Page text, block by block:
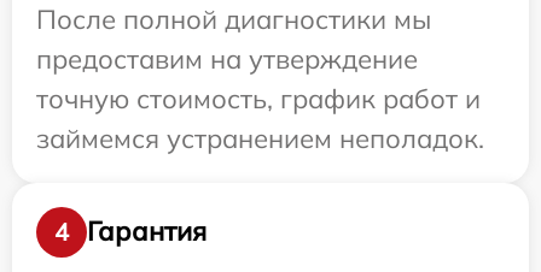
После полной диагностики мы
предоставим на утверждение
точную стоимость, график работ и
займемся устранением неполадок.
4
Гарантия